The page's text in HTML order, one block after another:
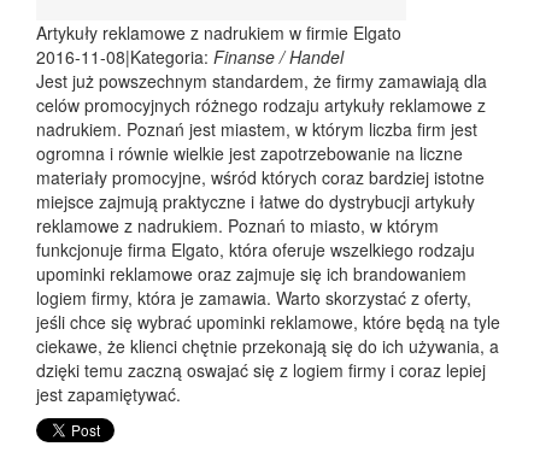
Artykuły reklamowe z nadrukiem w firmie Elgato
2016-11-08|Kategoria: Finanse / Handel
Jest już powszechnym standardem, że firmy zamawiają dla
celów promocyjnych różnego rodzaju artykuły reklamowe z
nadrukiem. Poznań jest miastem, w którym liczba firm jest
ogromna i równie wielkie jest zapotrzebowanie na liczne
materiały promocyjne, wśród których coraz bardziej istotne
miejsce zajmują praktyczne i łatwe do dystrybucji artykuły
reklamowe z nadrukiem. Poznań to miasto, w którym
funkcjonuje firma Elgato, która oferuje wszelkiego rodzaju
upominki reklamowe oraz zajmuje się ich brandowaniem
logiem firmy, która je zamawia. Warto skorzystać z oferty,
jeśli chce się wybrać upominki reklamowe, które będą na tyle
ciekawe, że klienci chętnie przekonają się do ich używania, a
dzięki temu zaczną oswajać się z logiem firmy i coraz lepiej
jest zapamiętywać.